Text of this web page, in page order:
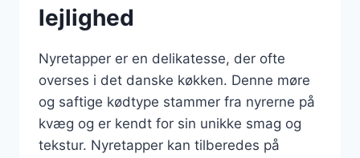
lejlighed
Nyretapper er en delikatesse, der ofte
overses i det danske køkken. Denne møre
og saftige kødtype stammer fra nyrerne på
kvæg og er kendt for sin unikke smag og
tekstur. Nyretapper kan tilberedes på